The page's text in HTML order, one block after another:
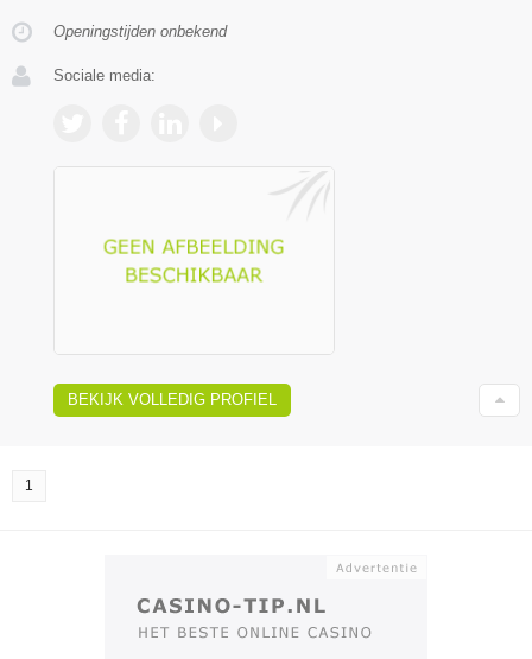
Openingstijden onbekend
Sociale media:
BEKIJK VOLLEDIG PROFIEL
1